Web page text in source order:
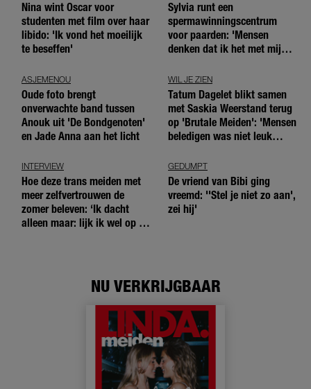
Nina wint Oscar voor
studenten met film over haar
libido: 'Ik vond het moeilijk
te beseffen'
Sylvia runt een
spermawinningscentrum
voor paarden: 'Mensen
denken dat ik het met mijn
ASJEMENOU
Oude foto brengt
onverwachte band tussen
Anouk uit 'De Bondgenoten'
en Jade Anna aan het licht
WIL JE ZIEN
Tatum Dagelet blikt samen
met Saskia Weerstand terug
op 'Brutale Meiden': 'Mensen
beledigen was niet leuk
INTERVIEW
Hoe deze trans meiden met
meer zelfvertrouwen de
zomer beleven: ‘Ik dacht
alleen maar: lijk ik wel op de
GEDUMPT
De vriend van Bibi ging
vreemd: ''Stel je niet zo aan',
zei hij'
NU VERKRIJGBAAR